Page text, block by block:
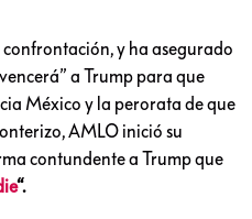
y ha asegurado
a Trump para que
México y la perorata de que
AMLO inició su
contundente a Trump que
“.